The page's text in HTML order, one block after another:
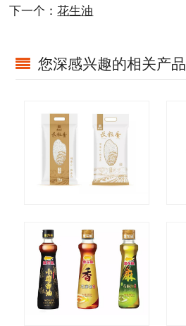
下一个：花生油
您深感兴趣的相关产品